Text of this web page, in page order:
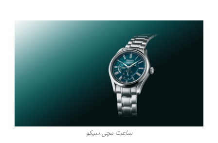
ساعت مچی سیکو